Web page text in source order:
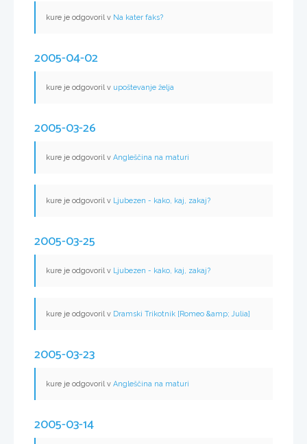
kure je odgovoril v Na kater faks?
2005-04-02
kure je odgovoril v upoštevanje želja
2005-03-26
kure je odgovoril v Angleščina na maturi
kure je odgovoril v Ljubezen - kako, kaj, zakaj?
2005-03-25
kure je odgovoril v Ljubezen - kako, kaj, zakaj?
kure je odgovoril v Dramski Trikotnik [Romeo &amp; Julia]
2005-03-23
kure je odgovoril v Angleščina na maturi
2005-03-14